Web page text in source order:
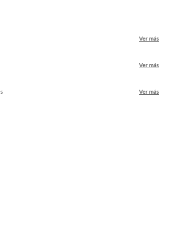
Ver más
Ver más
Ver más